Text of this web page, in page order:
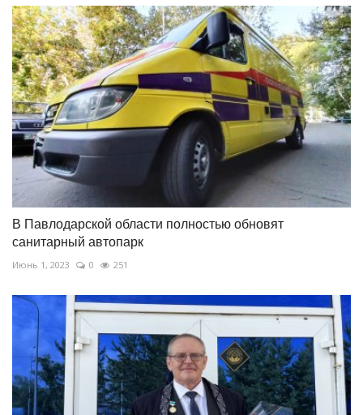
В Павлодарской области полностью обновят
санитарный автопарк
Июнь 1, 2023 0 251